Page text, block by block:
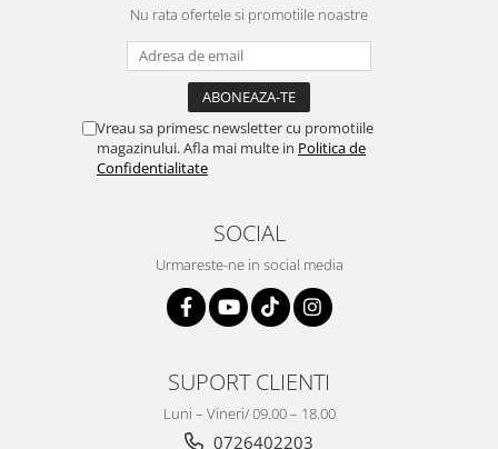
Nu rata ofertele si promotiile noastre
Vreau sa primesc newsletter cu promotiile
magazinului. Afla mai multe in Politica de
Confidentialitate
SOCIAL
Urmareste-ne in social media
SUPORT CLIENTI
Luni – Vineri/ 09.00 – 18.00
0726402203